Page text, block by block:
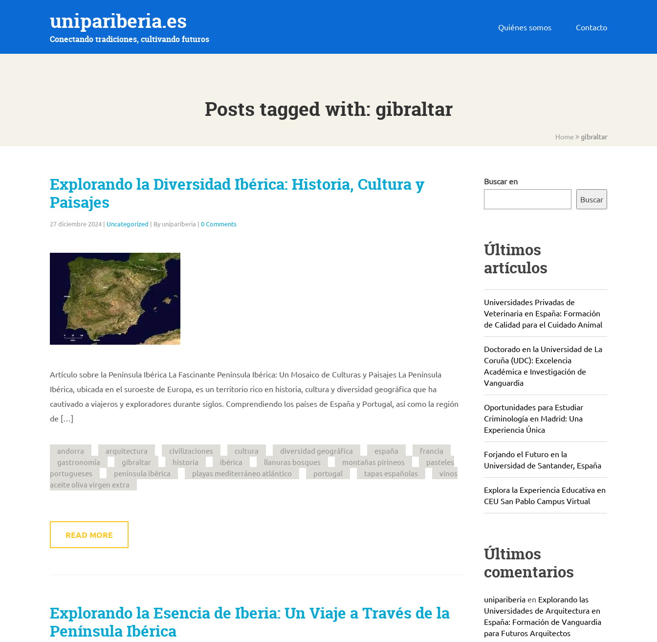
unipariberia.es
Conectando tradiciones, cultivando futuros
Quiénes somos Contacto
Posts tagged with: gibraltar
Home gibraltar
Explorando la Diversidad Ibérica: Historia, Cultura y
Paisajes
27 diciembre 2024 | Uncategorized | By unipariberia | 0 Comments
Artículo sobre la Península Ibérica La Fascinante Península Ibérica: Un Mosaico de Culturas y Paisajes La Península
Ibérica, ubicada en el suroeste de Europa, es un territorio rico en historia, cultura y diversidad geográfica que ha
cautivado a viajeros y exploradores durante siglos. Comprendiendo los países de España y Portugal, así como la región
de […]
andorra arquitectura civilizaciones cultura diversidad geográfica españa
francia
gastronomía
gibraltar historia ibérica llanuras bosques montañas pirineos
pasteles
portugueses
península ibérica playas mediterráneo atlántico portugal tapas españolas
vinos
aceite oliva virgen extra
READ MORE
Explorando la Esencia de Iberia: Un Viaje a Través de la
Península Ibérica
Buscar en
Buscar
Últimos
artículos
Universidades Privadas de
Veterinaria en España: Formación
de Calidad para el Cuidado Animal
Doctorado en la Universidad de La
Coruña (UDC): Excelencia
Académica e Investigación de
Vanguardia
Oportunidades para Estudiar
Criminología en Madrid: Una
Experiencia Única
Forjando el Futuro en la
Universidad de Santander, España
Explora la Experiencia Educativa en
CEU San Pablo Campus Virtual
Últimos
comentarios
unipariberiaen Explorando las
Universidades de Arquitectura en
España: Formación de Vanguardia
para Futuros Arquitectos